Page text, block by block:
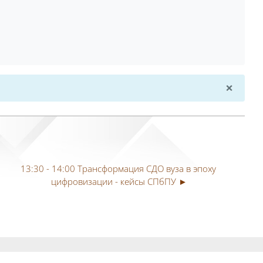
×
13:30 - 14:00 Трансформация СДО вуза в эпоху
цифровизации - кейсы СПбПУ ►